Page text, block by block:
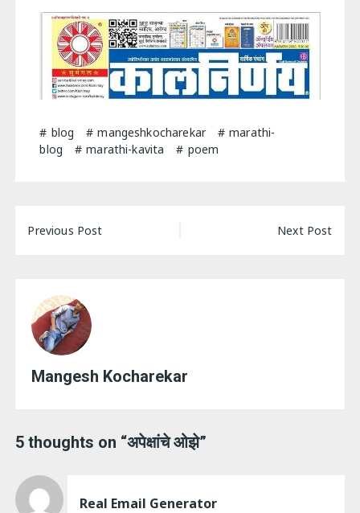
blog mangeshkocharekar
marathi-
blog
marathi-kavita poem
Post
Previous Post Next Post
Mangesh Kocharekar
5 thoughts on “अपेक्षांचे ओझे”
Real Email Generator